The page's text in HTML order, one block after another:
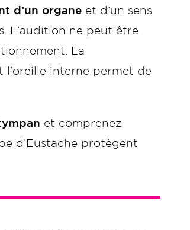
d’un organe et d’un sens
L’audition ne peut être
La
l’oreille interne permet de
et comprenez
d’Eustache protègent